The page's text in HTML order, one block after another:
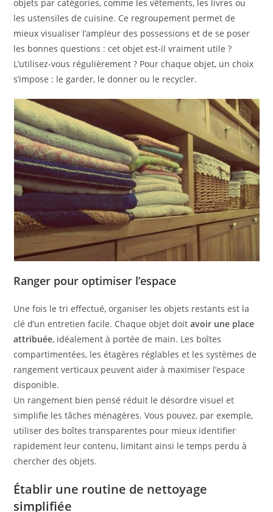
objets par catégories, comme les vêtements, les livres ou
les ustensiles de cuisine. Ce regroupement permet de
mieux visualiser l’ampleur des possessions et de se poser
les bonnes questions : cet objet est-il vraiment utile ?
L’utilisez-vous régulièrement ? Pour chaque objet, un choix
s’impose : le garder, le donner ou le recycler.
Ranger pour optimiser l’espace
Une fois le tri effectué, organiser les objets restants est la
clé d’un entretien facile. Chaque objet doitavoir une place
attribuée, idéalement à portée de main. Les boîtes
compartimentées, les étagères réglables et les systèmes de
rangement verticaux peuvent aider à maximiser l’espace
disponible.
Un rangement bien pensé réduit le désordre visuel et
simplifie les tâches ménagères. Vous pouvez, par exemple,
utiliser des boîtes transparentes pour mieux identifier
rapidement leur contenu, limitant ainsi le temps perdu à
chercher des objets.
Établir une routine de nettoyage
simplifiée